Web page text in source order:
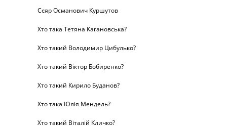
Сєяр Османович Куршутов
Хто така Тетяна Кагановська?
Хто такий Володимир Цибулько?
Хто такий Віктор Бобиренко?
Хто такий Кирило Буданов?
Хто така Юлія Мендель?
Хто такий Віталій Кличко?